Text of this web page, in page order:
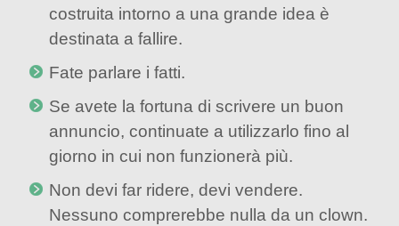
costruita intorno a una grande idea è
destinata a fallire.
Fate parlare i fatti.
Se avete la fortuna di scrivere un buon
annuncio, continuate a utilizzarlo fino al
giorno in cui non funzionerà più.
Non devi far ridere, devi vendere.
Nessuno comprerebbe nulla da un clown.